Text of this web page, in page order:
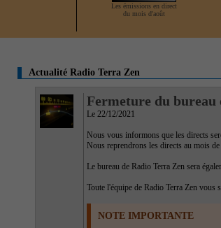
Les émissions en direct
du mois d'août
Actualité Radio Terra Zen
Fermeture du bureau
Le 22/12/2021
Nous vous informons que les directs
Nous reprendrons les directs au mois
Le bureau de Radio Terra Zen sera
Toute l'équipe de Radio Terra Zen vous
NOTE IMPORTANTE